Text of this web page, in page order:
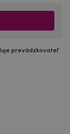
prevádzkovateľ